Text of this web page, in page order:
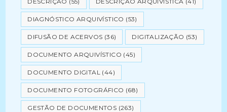
DIAGNÓSTICO ARQUIVÍSTICO (53)
DIFUSÃO DE ACERVOS (36) DIGITALIZAÇÃO (53)
DOCUMENTO ARQUIVÍSTICO (45)
DOCUMENTO DIGITAL (44)
DOCUMENTO FOTOGRÁFICO (68)
GESTÃO DE DOCUMENTOS (263)